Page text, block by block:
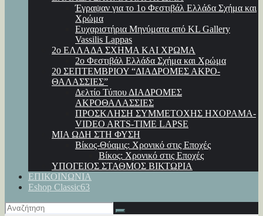
Έγραψαν για το 1ο Φεστιβάλ Ελλάδα Σχήμα και
Χρώμα
Ευχαριστήρια Μηνύματα από KL Gallery
Vassilis Lappas
2ο ΕΛΛΑΔΑ ΣΧΗΜΑ ΚΑΙ ΧΡΩΜΑ
2ο Φεστιβάλ Ελλάδα Σχήμα και Χρώμα
20 ΣΕΠΤΕΜΒΡΙΟΥ “ΔΙΑΔΡΟΜΕΣ ΑΚΡΟ-
ΘΑΛΑΣΣΙΕΣ”
Δελτίο Τύπου ΔΙΑΔΡΟΜΕΣ
ΑΚΡΟΘΑΛΑΣΣΙΕΣ
ΠΡΟΣΚΛΗΣΗ ΣΥΜΜΕΤΟΧΗΣ ΗΧΟΡΑΜΑ-
VIDEO ARTS-TIME LAPSE
ΜΙΑ ΩΔΗ ΣΤΗ ΦΥΣΗ
Βίκος-Θύαμις: Χρονικό στις Εποχές
Βίκος: Χρονικό στις Εποχές
ΥΠΟΓΕΙΟΣ ΣΤΑΘΜΟΣ ΒΙΚΤΩΡΙΑ
ΕΠΙΚΟΙΝΩΝΙΑ
Eshop Classic63